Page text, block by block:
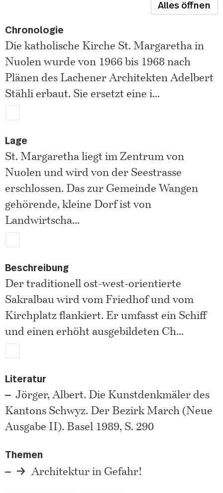
Alles öffnen
Chronologie
Die katholische Kirche St. Margaretha in
Nuolen wurde von 1966 bis 1968 nach
Plänen des Lachener Architekten Adelbert
Stähli erbaut. Sie ersetzt eine i...
Lage
St. Margaretha liegt im Zentrum von
Nuolen und wird von der Seestrasse
erschlossen. Das zur Gemeinde Wangen
gehörende, kleine Dorf ist von
Landwirtscha...
Beschreibung
Der traditionell ost-west-orientierte
Sakralbau wird vom Friedhof und vom
Kirchplatz flankiert. Er umfasst ein Schiff
und einen erhöht ausgebildeten Ch...
Literatur
Jörger, Albert. Die Kunstdenkmäler des
Kantons Schwyz. Der Bezirk March (Neue
Ausgabe II). Basel 1989, S. 290
Themen
Architektur in Gefahr!